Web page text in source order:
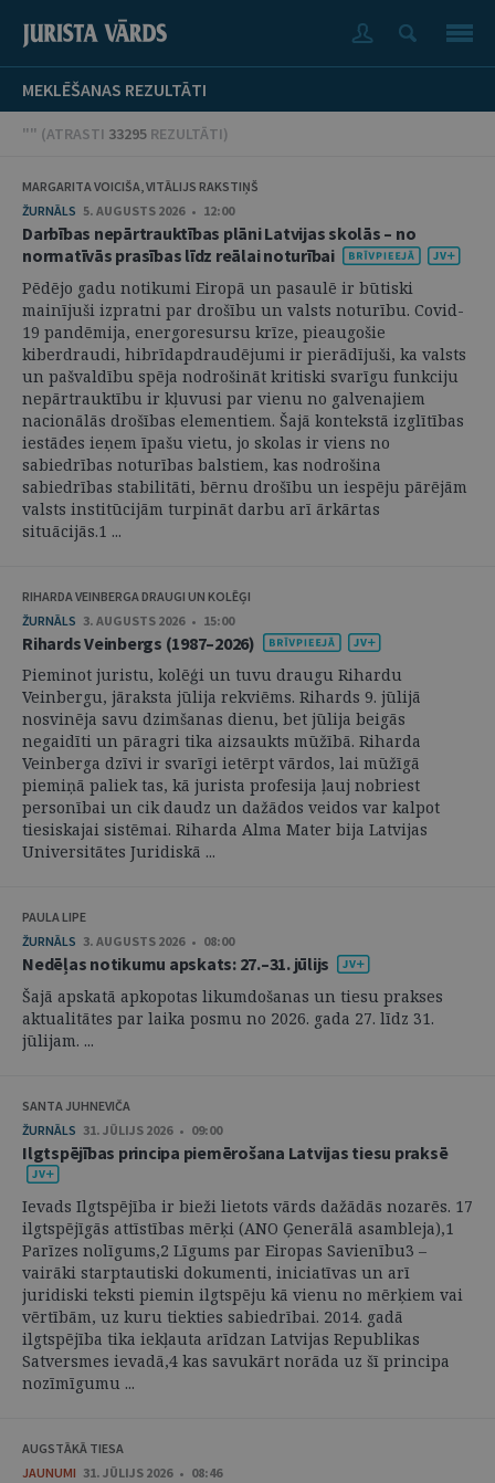
MEKLĒŠANAS REZULTĀTI
"" (ATRASTI 33295 REZULTĀTI)
MARGARITA VOICIŠA, VITĀLIJS RAKSTIŅŠ
ŽURNĀLS 5. AUGUSTS 2026 • 12:00
Darbības nepārtrauktības plāni Latvijas skolās – no
normatīvās prasības līdz reālai noturībai
Pēdējo gadu notikumi Eiropā un pasaulē ir būtiski
mainījuši izpratni par drošību un valsts noturību. Covid-
19 pandēmija, energoresursu krīze, pieaugošie
kiberdraudi, hibrīdapdraudējumi ir pierādījuši, ka valsts
un pašvaldību spēja nodrošināt kritiski svarīgu funkciju
nepārtrauktību ir kļuvusi par vienu no galvenajiem
nacionālās drošības elementiem. Šajā kontekstā izglītības
iestādes ieņem īpašu vietu, jo skolas ir viens no
sabiedrības noturības balstiem, kas nodrošina
sabiedrības stabilitāti, bērnu drošību un iespēju pārējām
valsts institūcijām turpināt darbu arī ārkārtas
situācijās.1 ...
RIHARDA VEINBERGA DRAUGI UN KOLĒĢI
ŽURNĀLS 3. AUGUSTS 2026 • 15:00
Rihards Veinbergs (1987–2026)
Pieminot juristu, kolēģi un tuvu draugu Rihardu
Veinbergu, jāraksta jūlija rekviēms. Rihards 9. jūlijā
nosvinēja savu dzimšanas dienu, bet jūlija beigās
negaidīti un pāragri tika aizsaukts mūžībā. Riharda
Veinberga dzīvi ir svarīgi ietērpt vārdos, lai mūžīgā
piemiņā paliek tas, kā jurista profesija ļauj nobriest
personībai un cik daudz un dažādos veidos var kalpot
tiesiskajai sistēmai. Riharda Alma Mater bija Latvijas
Universitātes Juridiskā ...
PAULA LIPE
ŽURNĀLS 3. AUGUSTS 2026 • 08:00
Nedēļas notikumu apskats: 27.–31. jūlijs
Šajā apskatā apkopotas likumdošanas un tiesu prakses
aktualitātes par laika posmu no 2026. gada 27. līdz 31.
jūlijam. ...
SANTA JUHNEVIČA
ŽURNĀLS 31. JŪLIJS 2026 • 09:00
Ilgtspējības principa piemērošana Latvijas tiesu praksē
Ievads Ilgtspējība ir bieži lietots vārds dažādās nozarēs. 17
ilgtspējīgās attīstības mērķi (ANO Ģenerālā asambleja),1
Parīzes nolīgums,2 Līgums par Eiropas Savienību3 –
vairāki starptautiski dokumenti, iniciatīvas un arī
juridiski teksti piemin ilgtspēju kā vienu no mērķiem vai
vērtībām, uz kuru tiekties sabiedrībai. 2014. gadā
ilgtspējība tika iekļauta arīdzan Latvijas Republikas
Satversmes ievadā,4 kas savukārt norāda uz šī principa
nozīmīgumu ...
AUGSTĀKĀ TIESA
JAUNUMI 31. JŪLIJS 2026 • 08:46